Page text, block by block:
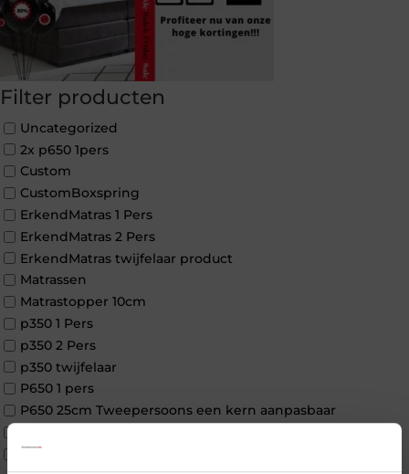
Filter producten
Uncategorized
2x p650 1pers
Custom
CustomBoxspring
ErkendMatras 1 Pers
ErkendMatras 2 Pers
ErkendMatras twijfelaar product
Matrassen
Matrastopper 10cm
p350 1 Pers
p350 2 Pers
p350 twijfelaar
P650 1 pers
P650 25cm Tweepersoons een kern aanpasbaar
Toppers